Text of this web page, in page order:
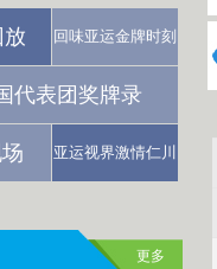
回味亚运金牌时刻
代表团奖牌录
亚运视界激情仁川
更多